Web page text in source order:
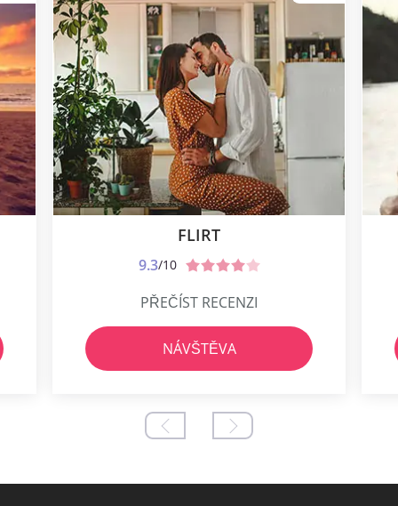
FLIRT
9.3/10
PŘEČÍST RECENZI
NÁVŠTĚVA